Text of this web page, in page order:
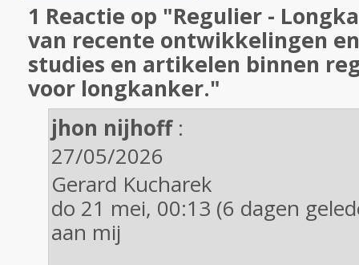
1 Reactie op "Regulier -
van recente ontwikkelingen
studies en artikelen binnen
voor longkanker."
jhon nijhoff:
27/05/2026
Gerard Kucharek
do 21 mei, 00:13 (6 dagen
aan mij